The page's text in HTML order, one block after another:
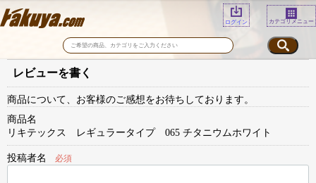
ログイン カテゴリメニュー
レビューを書く
商品について、お客様のご感想をお待ちしております。
商品名
リキテックス レギュラータイプ 065 チタニウムホワイト
投稿者名 必須